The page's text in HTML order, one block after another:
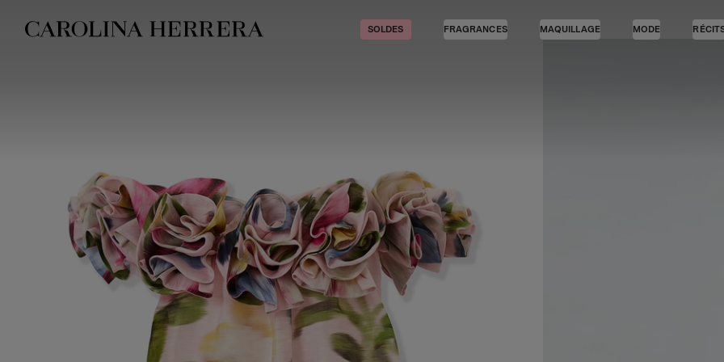
Avis d'accessibilité (lien)
SOLDES FRAGRANCES MAQUILLAGE MODE